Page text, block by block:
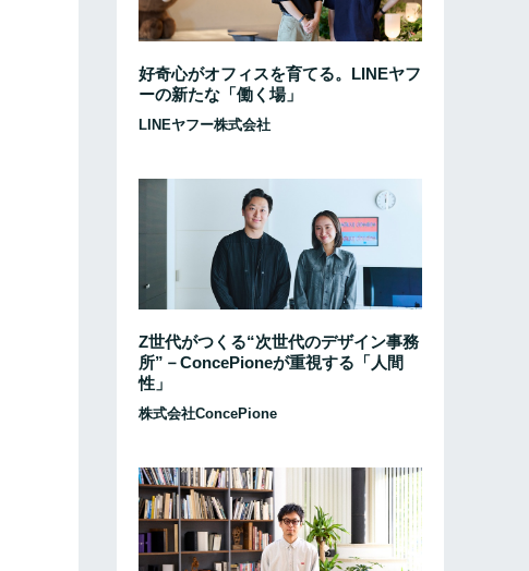
好奇心がオフィスを育てる。LINEヤフ
ーの新たな「働く場」
LINEヤフー株式会社
Z世代がつくる“次世代のデザイン事務
所”－ConcePioneが重視する「人間
性」
株式会社ConcePione